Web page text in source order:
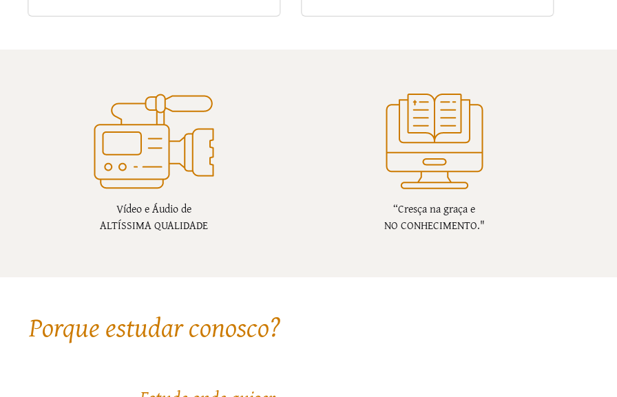
Vídeo e Áudio de
ALTÍSSIMA QUALIDADE
“Cresça na graça e
NO CONHECIMENTO."
Porque estudar conosco?